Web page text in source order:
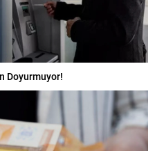
Doyurmuyor!